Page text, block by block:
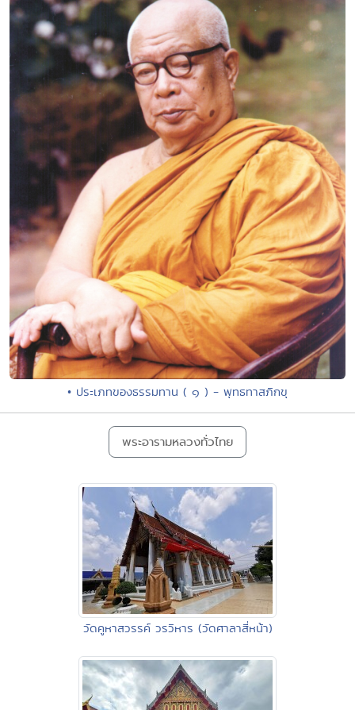
• ประเภทของธรรมทาน ( ๑ ) - พุทธทาสภิกขุ
พระอารามหลวงทั่วไทย
วัดคูหาสวรรค์ วรวิหาร (วัดศาลาสี่หน้า)